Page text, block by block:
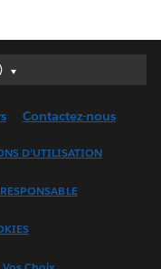
Contactez-nous
D'UTILISATION